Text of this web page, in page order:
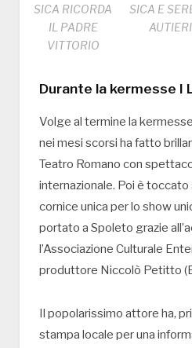
SICA RICORDA
IL PADRE
VITTORIO
SICA E
AUTIERI
Durante la kermesse I
Volge al termine la
nei mesi scorsi ha fatto
Teatro Romano con
internazionale. Poi è toccato
cornice unica per lo show
portato a Spoleto grazie
l’Associazione Culturale
produttore Niccolò Petitto
Il popolarissimo attore ha,
stampa locale per una